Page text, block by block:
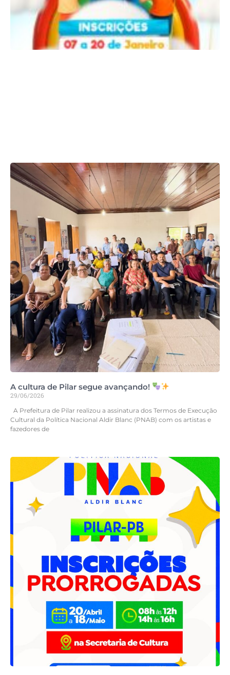
A cultura de Pilar segue avançando!
29/06/2026
A Prefeitura de Pilar realizou a assinatura dos Termos de Execução
Cultural da Política Nacional Aldir Blanc (PNAB) com os artistas e
fazedores de